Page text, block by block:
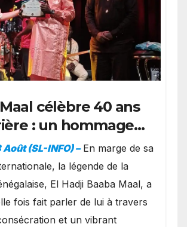
célèbre 40 ans
: un hommage
à Oslo en
de la famille
Août (SL-INFO) – ​En marge de sa
la légende de la
El Hadji Baaba Maal, a
fois fait parler de lui à travers
et un vibrant